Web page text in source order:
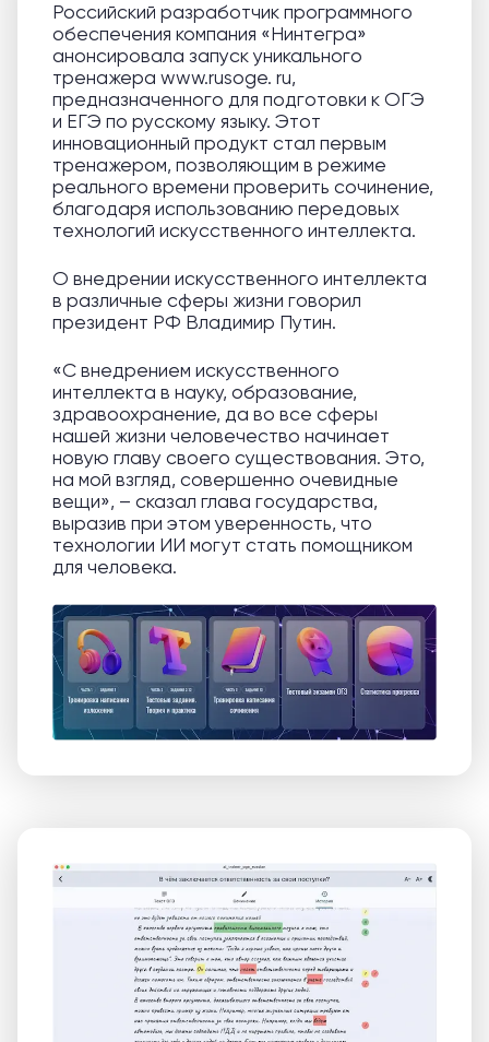
Российский разработчик программного
обеспечения компания «Нинтегра»
анонсировала запуск уникального
тренажера www.rusoge. ru,
предназначенного для подготовки к ОГЭ
и ЕГЭ по русскому языку. Этот
инновационный продукт стал первым
тренажером, позволяющим в режиме
реального времени проверить сочинение,
благодаря использованию передовых
технологий искусственного интеллекта.
О внедрении искусственного интеллекта
в различные сферы жизни говорил
президент РФ Владимир Путин.
«С внедрением искусственного
интеллекта в науку, образование,
здравоохранение, да во все сферы
нашей жизни человечество начинает
новую главу своего существования. Это,
на мой взгляд, совершенно очевидные
вещи», – сказал глава государства,
выразив при этом уверенность, что
технологии ИИ могут стать помощником
для человека.